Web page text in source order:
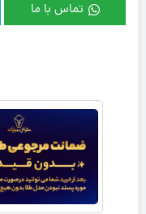
تماس با ما